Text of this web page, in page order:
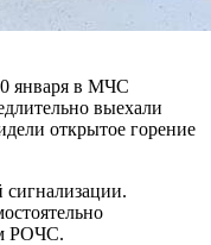
января в МЧС
выехали
открытое горение
РОЧС.